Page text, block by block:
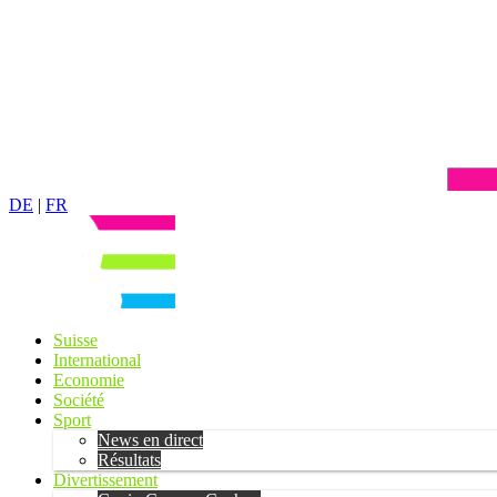
DE | FR
Suisse
International
Economie
Société
Sport
News en direct
Résultats
Divertissement